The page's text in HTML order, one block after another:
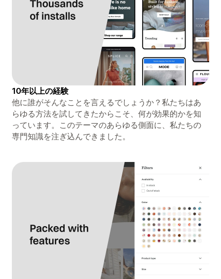
10年以上の経験
他に誰がそんなことを言えるでしょうか？私たちはあ
らゆる方法を試してきたからこそ、何が効果的かを知
っています。このテーマのあらゆる側面に、私たちの
専門知識を注ぎ込んできました。